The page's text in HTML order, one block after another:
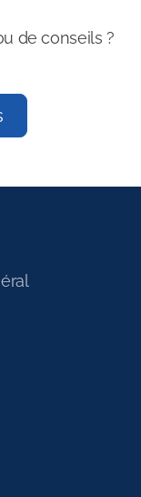
de conseils ?